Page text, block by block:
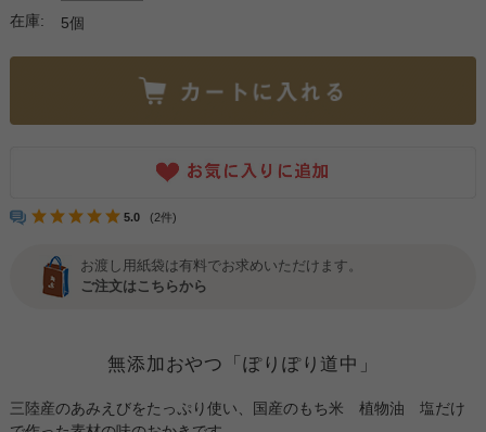
在庫: 5個
5.0 (2件)
お渡し用紙袋は有料でお求めいただけます。
ご注文はこちらから
無添加おやつ「ぽりぽり道中」
三陸産のあみえびをたっぷり使い、国産のもち米 植物油 塩だけ